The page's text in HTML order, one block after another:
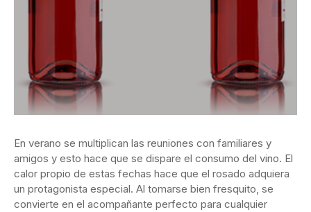
En verano se multiplican las reuniones con familiares y
amigos y esto hace que se dispare el consumo del vino. El
calor propio de estas fechas hace que el rosado adquiera
un protagonista especial. Al tomarse bien fresquito, se
convierte en el acompañante perfecto para cualquier